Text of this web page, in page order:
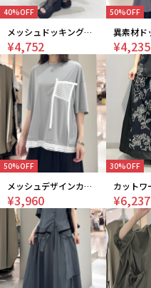
40%OFF
メッシュドッキングワイドパンツ
¥4,752
50%OFF
¥4,235
50%OFF
メッシュデザインカットソー
¥3,960
30%OFF
¥6,237